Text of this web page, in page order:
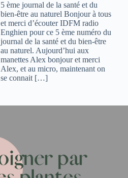
5 ème journal de la santé et du
bien-être au naturel Bonjour à tous
et merci d’écouter IDFM radio
Enghien pour ce 5 ème numéro du
journal de la santé et du bien-être
au naturel. Aujourd’hui aux
manettes Alex bonjour et merci
Alex, et au micro, maintenant on
se connait […]